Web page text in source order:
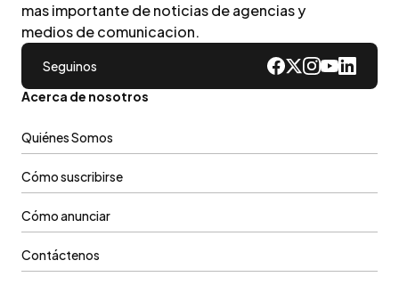
mas importante de noticias de agencias y
medios de comunicacion.
Seguinos
Acerca de nosotros
Quiénes Somos
Cómo suscribirse
Cómo anunciar
Contáctenos